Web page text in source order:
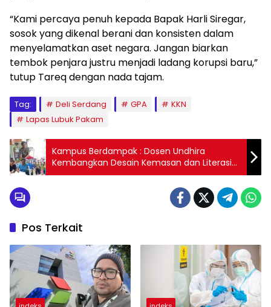
“Kami percaya penuh kepada Bapak Harli Siregar,
sosok yang dikenal berani dan konsisten dalam
menyelamatkan aset negara. Jangan biarkan
tembok penjara justru menjadi ladang korupsi baru,”
tutup Tareq dengan nada tajam.
Tag: Deli Serdang GPA
KKN
Lapas Lubuk Pakam
Kampus Berdampak : Dosen Undhira
Kembangkan Desain Kemasan dan Literasi
Keuangan untuk Kelompok Pengolah Hasil
Pos Terkait